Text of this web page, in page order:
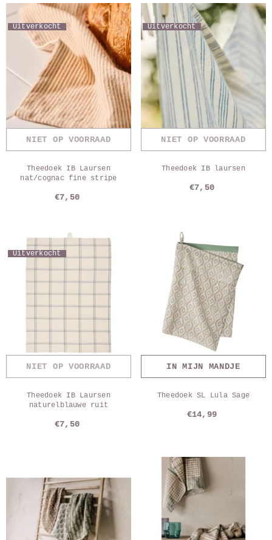
Uitverkocht
NIET OP VOORRAAD
Theedoek IB Laursen
nat/cognac fine stripe
€7,50
Uitverkocht
NIET OP VOORRAAD
Theedoek IB laursen
€7,50
Uitverkocht
NIET OP VOORRAAD
Theedoek IB Laursen
naturelblauwe ruit
€7,50
IN MIJN MANDJE
Theedoek SL Lula Sage
€14,99